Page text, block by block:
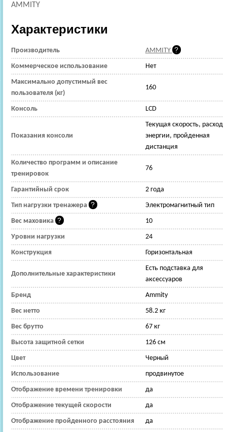
AMMITY
Характеристики
Производитель AMMITY
Коммерческое использование Нет
Максимально допустимый вес
пользователя (кг)
160
Консоль LСD
Показания консоли
Текущая скорость, расход
энергии, пройденная
дистанция
Количество программ и описание
тренировок
76
Гарантийный срок 2 года
Тип нагрузки тренажера Электромагнитный тип
Вес маховика 10
Уровни нагрузки 24
Конструкция Горизонтальная
Дополнительные характеристики
Есть подставка для
аксессуаров
Бренд Ammity
Вес нетто 58.2 кг
Вес брутто 67 кг
Высота защитной сетки 126 см
Цвет Черный
Использование продвинутое
Отображение времени тренировки да
Отображение текущей скорости да
Отображение пройденного расстояния да